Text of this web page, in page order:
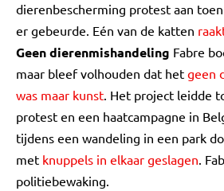
dierenbescherming protest aan
er gebeurde. Eén van de katten
Geen dierenmishandeling Fabre
maar bleef volhouden dat het geen
was maar kunst. Het project leidde
protest en een haatcampagne in
tijdens een wandeling in een park
met knuppels in elkaar geslagen.
politiebewaking.